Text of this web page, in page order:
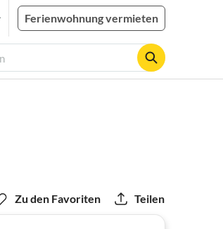
Ferienwohnung vermieten
Zu den Favoriten Teilen